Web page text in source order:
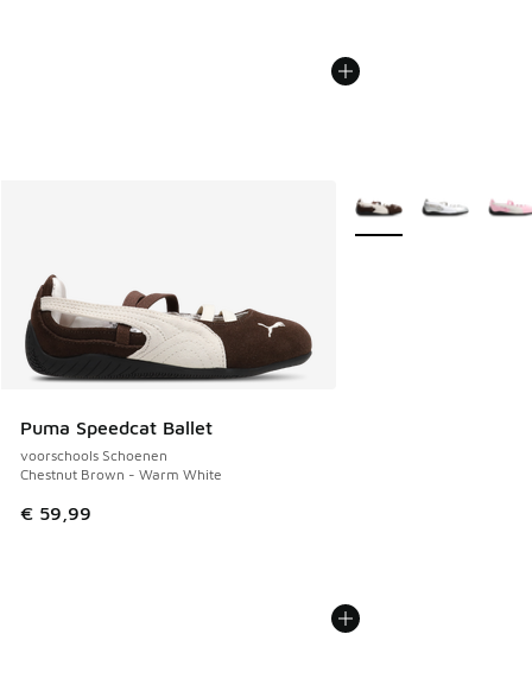
Puma Speedcat Ballet
voorschools Schoenen
Chestnut Brown - Warm White
€ 59,99
Meer kleuren